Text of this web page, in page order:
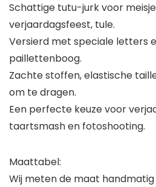
Schattige tutu-jurk voor
verjaardagsfeest, tule.
Versierd met speciale letters
paillettenboog.
Zachte stoffen, elastische
om te dragen.
Een perfecte keuze voor
taartsmash en fotoshooting.
Maattabel:
Wij meten de maat